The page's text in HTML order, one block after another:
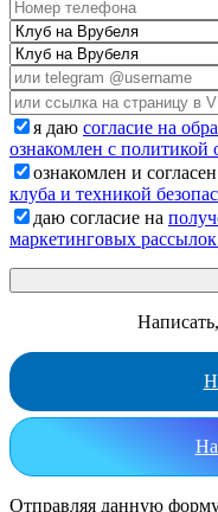
я даю согласие на
ознакомлен с
ознакомлен и согласен
клуба и техникой
даю согласие на
маркетинговых
Отправляя данную